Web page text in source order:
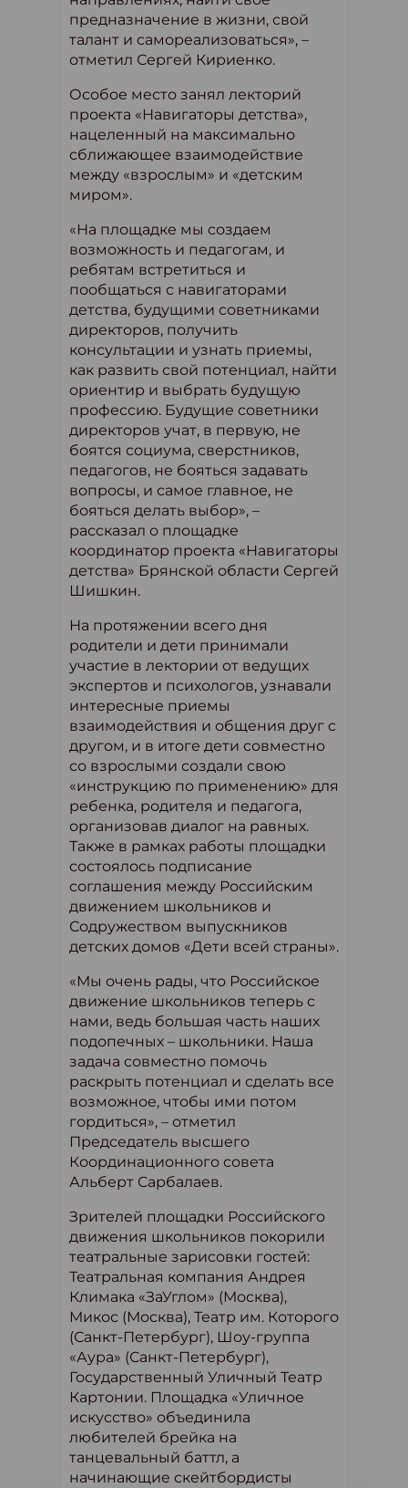
предназначение в жизни, свой
талант и самореализоваться», –
отметил Сергей Кириенко.
Особое место занял лекторий
проекта «Навигаторы детства»,
нацеленный на максимально
сближающее взаимодействие
между «взрослым» и «детским
миром».
«На площадке мы создаем
возможность и педагогам, и
ребятам встретиться и
пообщаться с навигаторами
детства, будущими советниками
директоров, получить
консультации и узнать приемы,
как развить свой потенциал, найти
ориентир и выбрать будущую
профессию. Будущие советники
директоров учат, в первую, не
боятся социума, сверстников,
педагогов, не бояться задавать
вопросы, и самое главное, не
бояться делать выбор», –
рассказал о площадке
координатор проекта «Навигаторы
детства» Брянской области Сергей
Шишкин.
На протяжении всего дня
родители и дети принимали
участие в лектории от ведущих
экспертов и психологов, узнавали
интересные приемы
взаимодействия и общения друг с
другом, и в итоге дети совместно
со взрослыми создали свою
«инструкцию по применению» для
ребенка, родителя и педагога,
организовав диалог на равных.
Также в рамках работы площадки
состоялось подписание
соглашения между Российским
движением школьников и
Содружеством выпускников
детских домов «Дети всей страны».
«Мы очень рады, что Российское
движение школьников теперь с
нами, ведь большая часть наших
подопечных – школьники. Наша
задача совместно помочь
раскрыть потенциал и сделать все
возможное, чтобы ими потом
гордиться», – отметил
Председатель высшего
Координационного совета
Альберт Сарбалаев.
Зрителей площадки Российского
движения школьников покорили
театральные зарисовки гостей:
Театральная компания Андрея
Климака «ЗаУглом» (Москва),
Микос (Москва), Театр им. Которого
(Санкт-Петербург), Шоу-группа
«Аура» (Санкт-Петербург),
Государственный Уличный Театр
Картонии. Площадка «Уличное
искусство» объединила
любителей брейка на
танцевальный баттл, а
начинающие скейтбордисты